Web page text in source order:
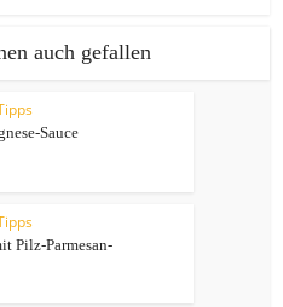
auch gefallen
Sauce
Pilz-Parmesan-